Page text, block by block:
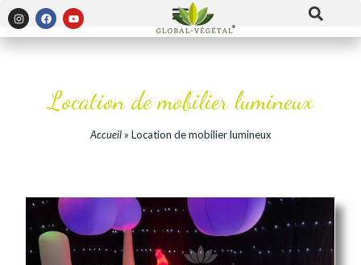
Panneau de gestion des cookies
Location de mobilier lumineux
Accueil» Location de mobilier lumineux